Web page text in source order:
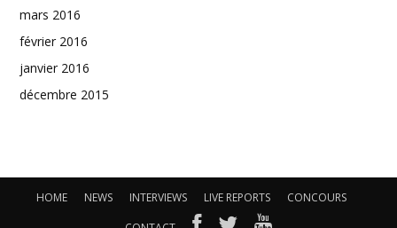
mars 2016
février 2016
janvier 2016
décembre 2015
HOME NEWS INTERVIEWS LIVE REPORTS
CONCOURS